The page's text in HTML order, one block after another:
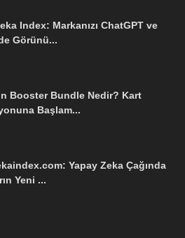
Index: Markanızı ChatGPT ve
Görünü...
Booster Bundle Nedir? Kart
Başlam...
Yapay Zeka Çağında
Yeni ...